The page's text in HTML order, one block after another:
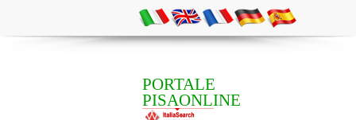
PORTALE
PISAONLINE